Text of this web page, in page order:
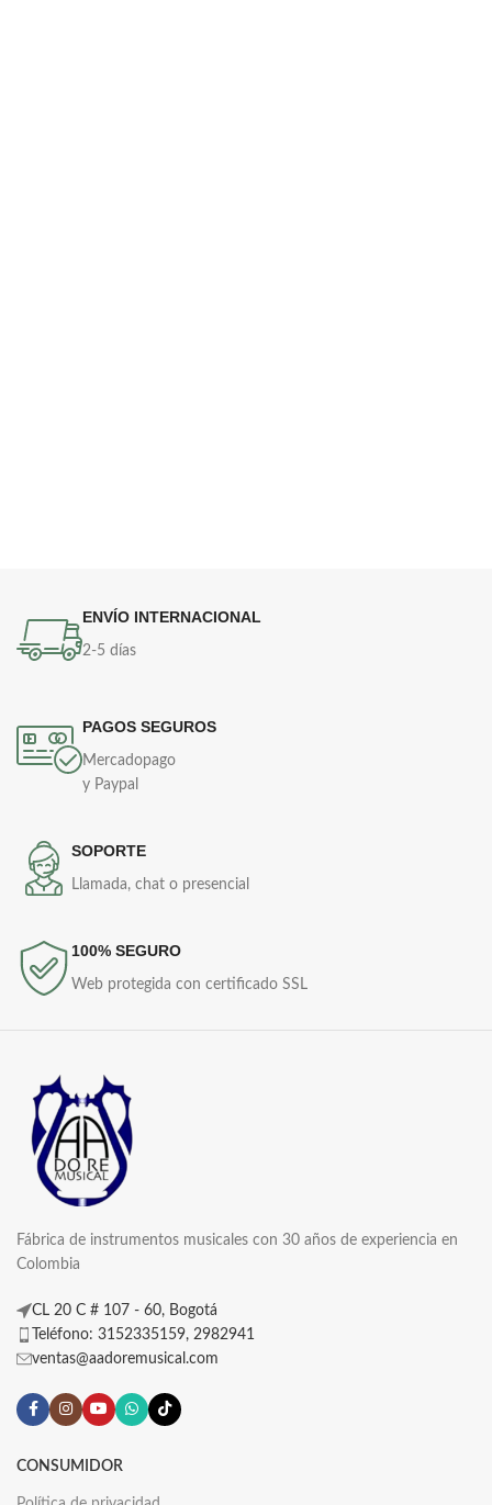
ENVÍO INTERNACIONAL
2-5 días
PAGOS SEGUROS
Mercadopago
y Paypal
SOPORTE
Llamada, chat o presencial
100% SEGURO
Web protegida con certificado SSL
Fábrica de instrumentos musicales con 30 años de experiencia en
Colombia
CL 20 C # 107 - 60, Bogotá
Teléfono: 3152335159, 2982941
ventas@aadoremusical.com
CONSUMIDOR